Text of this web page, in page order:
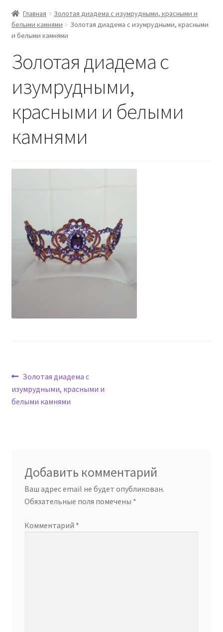
Главная
Золотая диадема с изумрудными, красными и
белыми камнями
Золотая диадема с изумрудными, красными
и белыми камнями
Золотая диадема с
изумрудными,
красными и белыми
камнями
Навигация
по
Предыдущая
запись:
Золотая диадема с
изумрудными, красными и
белыми камнями
Добавить комментарий
Ваш адрес email не будет опубликован.
Обязательные поля помечены *
Комментарий *